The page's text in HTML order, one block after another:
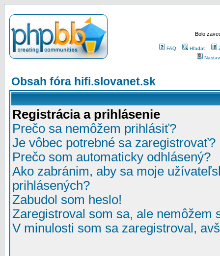
Bolo
FAQ Hľadať
Obsah fóra hifi.slovanet.sk
Registrácia a prihlásenie
Prečo sa nemôžem prihlásiť?
Je vôbec potrebné sa zaregistrovať?
Prečo som automaticky odhlásený?
Ako zabránim, aby sa moje
prihlásených?
Zabudol som heslo!
Zaregistroval som sa, ale nemôžem
V minulosti som sa zaregistroval,